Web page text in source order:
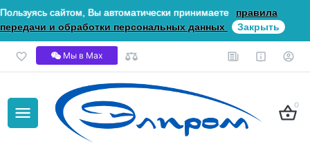
Пользуясь сайтом, Вы автоматически принимаете
правила
передачи и обработки персональных данных
Закрыть
Мы в Мах
0